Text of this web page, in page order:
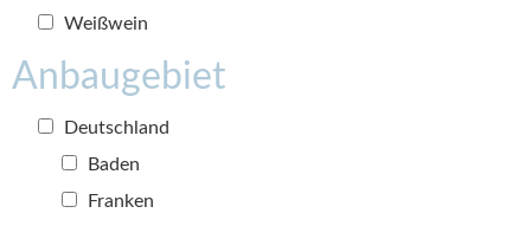
Weißwein
Anbaugebiet
Deutschland
Baden
Franken